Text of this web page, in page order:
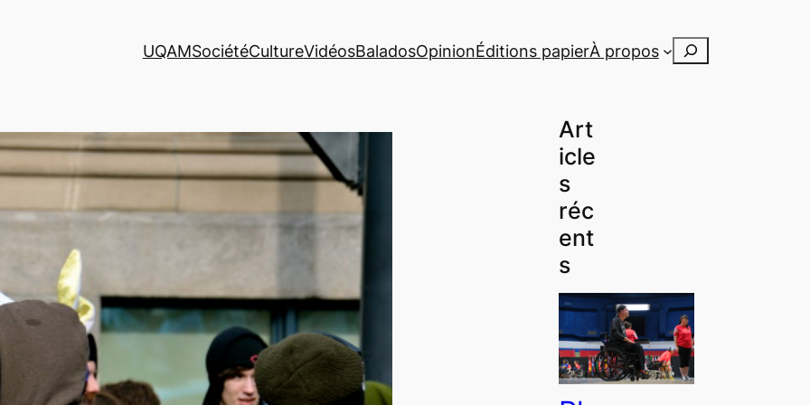
UQAMSociétéCultureVidéosBaladosOpinionÉditions papierÀ propos Rechercher
Art
icle
s
réc
ent
s